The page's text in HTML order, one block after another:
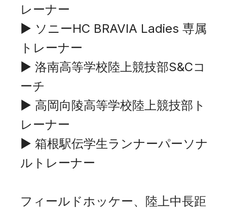
レーナー
▶ ソニーHC BRAVIA Ladies 専属
トレーナー
▶ 洛南⾼等学校陸上競技部S&Cコ
ーチ
▶ ⾼岡向陵⾼等学校陸上競技部ト
レーナー
▶ 箱根駅伝学⽣ランナーパーソナ
ルトレーナー
フィールドホッケー、陸上中⻑距